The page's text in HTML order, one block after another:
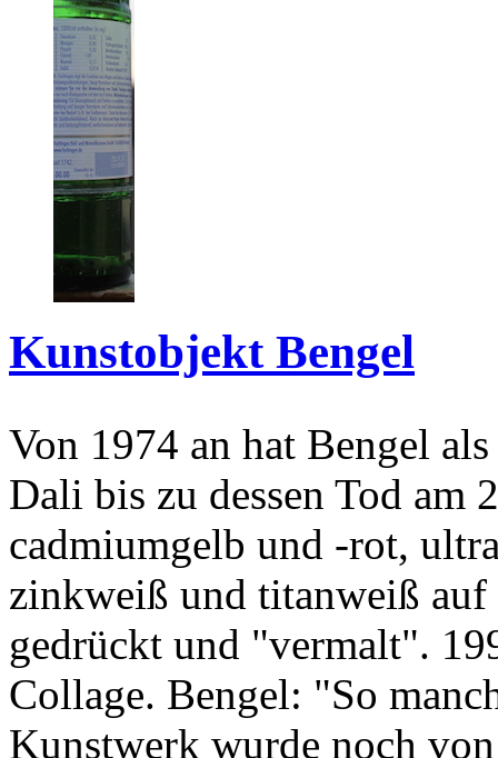
Kunstobjekt Bengel
Von 1974 an hat Bengel
Dali bis zu dessen Tod am
cadmiumgelb und -rot,
zinkweiß und titanweiß
gedrückt und "vermalt".
Collage. Bengel: "So
Kunstwerk wurde noch